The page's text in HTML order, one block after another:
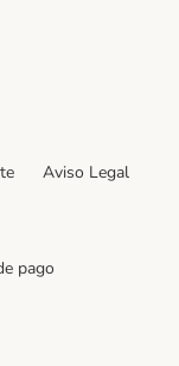
Aviso Legal
pago